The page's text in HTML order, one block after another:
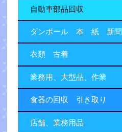
自動車部品回収
ダンボール 本 紙 新聞
衣類 古着
業務用、大型品、作業
食器の回収 引き取り
店舗、業務用品